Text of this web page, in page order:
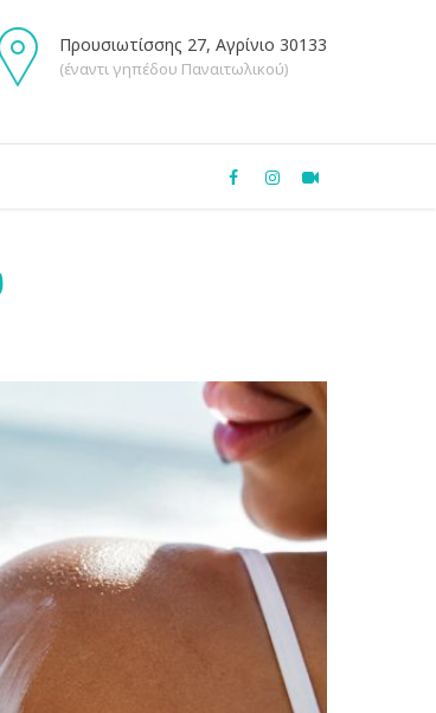
Προυσιωτίσσης 27, Αγρίνιο 30133
(έναντι γηπέδου Παναιτωλικού)